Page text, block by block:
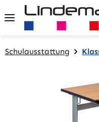
Zum Hauptinhalt
Schulausstattung
Bildergalerie